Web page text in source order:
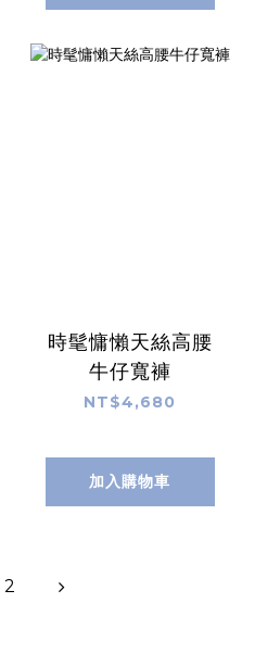
時髦慵懶天絲高腰
牛仔寬褲
NT$4,680
加入購物車
2